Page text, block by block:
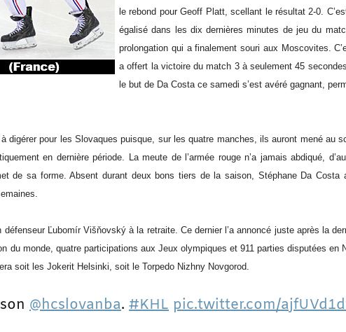
le rebond pour Geoff Platt, scellant le résultat 2-0.
égalisé dans les dix dernières minutes de jeu du
prolongation qui a finalement souri aux Moscovites.
a offert la victoire du match 3 à seulement 45
le but de Da Costa ce samedi s’est avéré gagnant,
digérer pour les Slovaques puisque, sur les quatre manches, ils auront mené au
en dernière période. La meute de l’armée rouge n’a jamais abdiqué,
de sa forme. Absent durant deux bons tiers de la saison, Stéphane Da Costa
Ľubomír Višňovský à la retraite. Ce dernier l’a annoncé juste après la
du monde, quatre participations aux Jeux olympiques et 911 parties disputées en
soit les Jokerit Helsinki, soit le Torpedo Nizhny Novgorod.
@hcslovanba. #KHL pic.twitter.com/